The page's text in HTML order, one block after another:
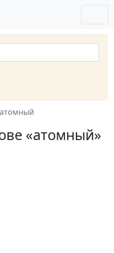
атомный
«атомный»